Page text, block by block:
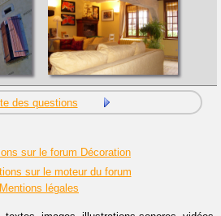
des questions
sur le forum Décoration
sur le moteur du forum
Mentions légales